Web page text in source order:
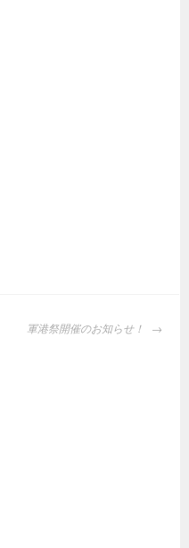
軍港祭開催のお知らせ！